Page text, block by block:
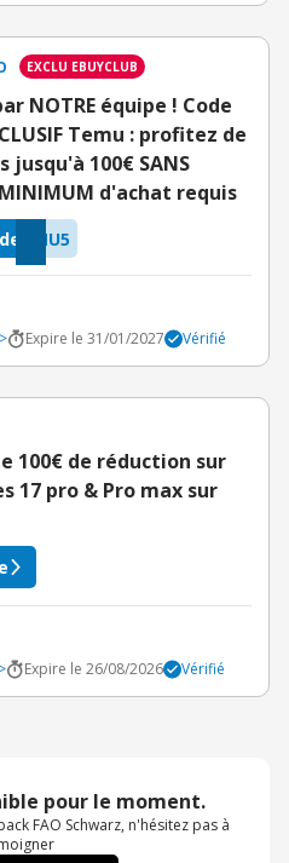
EXCLU EBUYCLUB
NOTRE équipe ! Code
Temu : profitez de
jusqu'à 100€ SANS
d'achat requis
MU5
Expire le 31/01/2027 Vérifié
100€ de réduction sur
17 pro & Pro max sur
Expire le 26/08/2026 Vérifié
pour le moment.
FAO Schwarz, n'hésitez pas à